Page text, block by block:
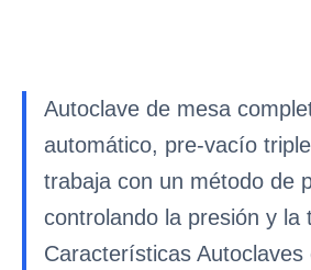
Autoclave de mesa
automático, pre-vacío
trabaja con un método de
controlando la presión y la
Características